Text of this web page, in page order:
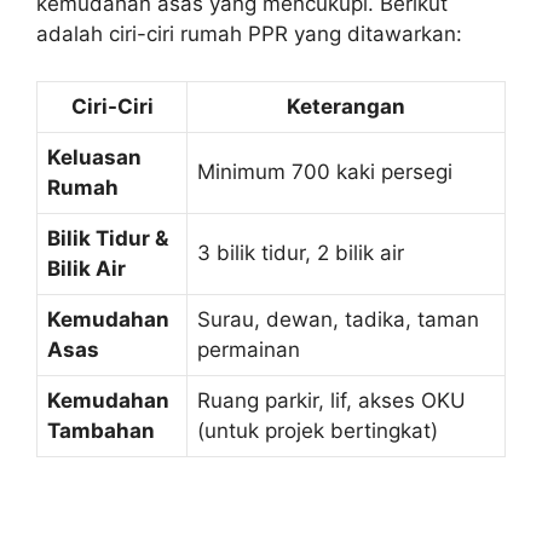
adalah ciri-ciri rumah PPR yang ditawarkan:
Ciri-Ciri Keterangan
Keluasan
Rumah
Minimum 700 kaki persegi
Bilik Tidur &
Bilik Air
3 bilik tidur, 2 bilik air
Kemudahan
Asas
Surau, dewan, tadika, taman
permainan
Kemudahan
Tambahan
Ruang parkir, lif, akses OKU
(untuk projek bertingkat)